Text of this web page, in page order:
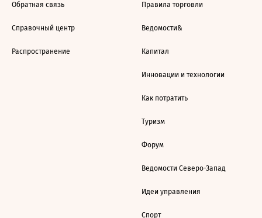
Обратная связь
Справочный центр
Распространение
Правила торговли
Ведомости&
Капитал
Инновации и технологии
Как потратить
Туризм
Форум
Ведомости Северо-Запад
Идеи управления
Спорт